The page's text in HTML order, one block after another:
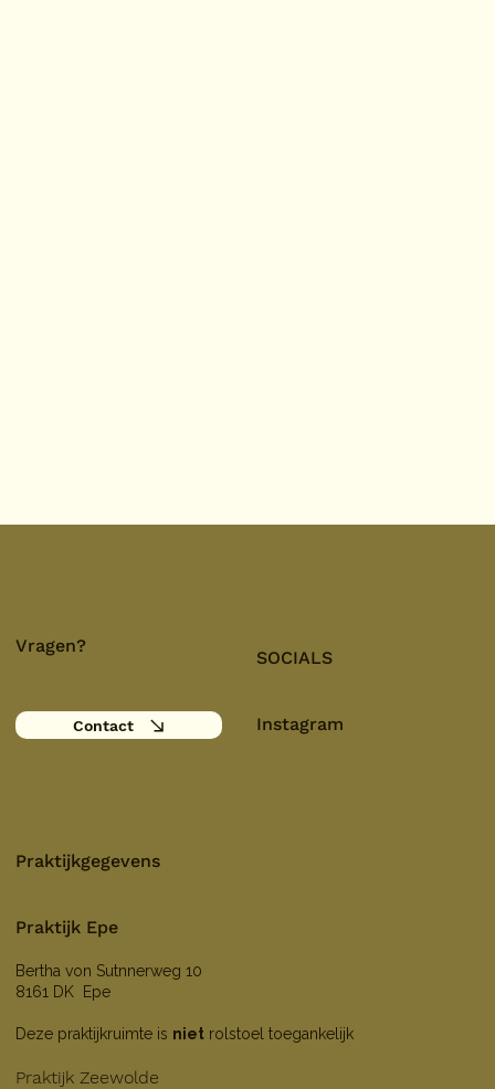
SOCIALS
Instagram
Vragen?
Contact
Praktijkgegevens
Praktijk Epe
Bertha von Sutnnerweg 10
8161 DK Epe
Deze praktijkruimte is nietrolstoel toegankelijk
Praktijk Zeewolde